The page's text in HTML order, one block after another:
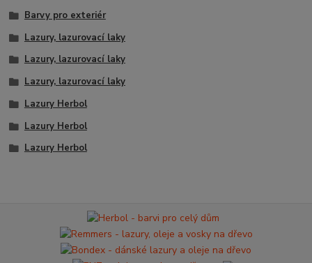
Barvy pro exteriér
Lazury, lazurovací laky
Lazury, lazurovací laky
Lazury, lazurovací laky
Lazury Herbol
Lazury Herbol
Lazury Herbol